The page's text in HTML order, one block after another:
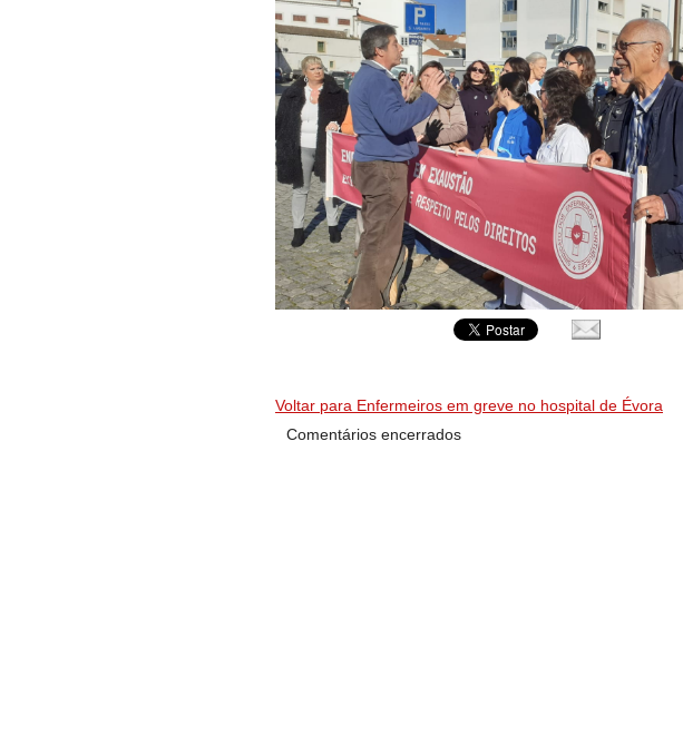
Voltar para Enfermeiros em greve no hospital de Évora
Comentários encerrados